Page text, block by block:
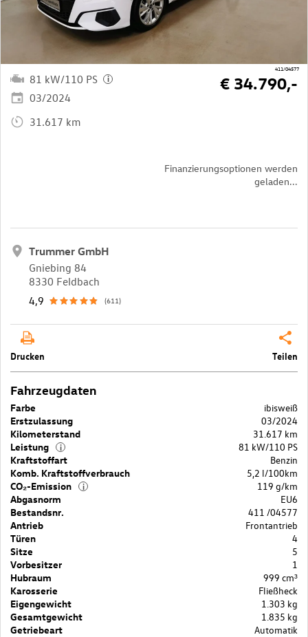
411/04577
81 kW/110 PS i
03/2024
31.617 km
Finanzierungsoptionen werden
geladen...
€ 34.790,-
Trummer GmbH
Gniebing 84
8330 Feldbach
4,9
(611)
Drucken Teilen
Fahrzeugdaten
Farbe
ibisweiß
Erstzulassung
03/2024
Kilometerstand
31.617 km
Leistung
i
81 kW/110 PS
Kraftstoffart
Benzin
Komb. Kraftstoffverbrauch
5,2 l/100km
CO₂-Emission
i
119 g/km
Abgasnorm
EU6
Bestandsnr.
411 /04577
Antrieb
Frontantrieb
Türen
4
Sitze
5
Vorbesitzer
1
Hubraum
999 cm³
Karosserie
Fließheck
Eigengewicht
1.303 kg
Gesamtgewicht
1.835 kg
Getriebeart
Automatik